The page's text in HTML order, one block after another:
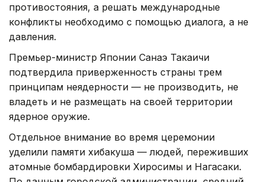
противостояния, а решать международные
конфликты необходимо с помощью диалога, а не
давления.
Премьер-министр Японии Санаэ Такаичи
подтвердила приверженность страны трем
принципам неядерности — не производить, не
владеть и не размещать на своей территории
ядерное оружие.
Отдельное внимание во время церемонии
уделили памяти хибакуша — людей, переживших
атомные бомбардировки Хиросимы и Нагасаки.